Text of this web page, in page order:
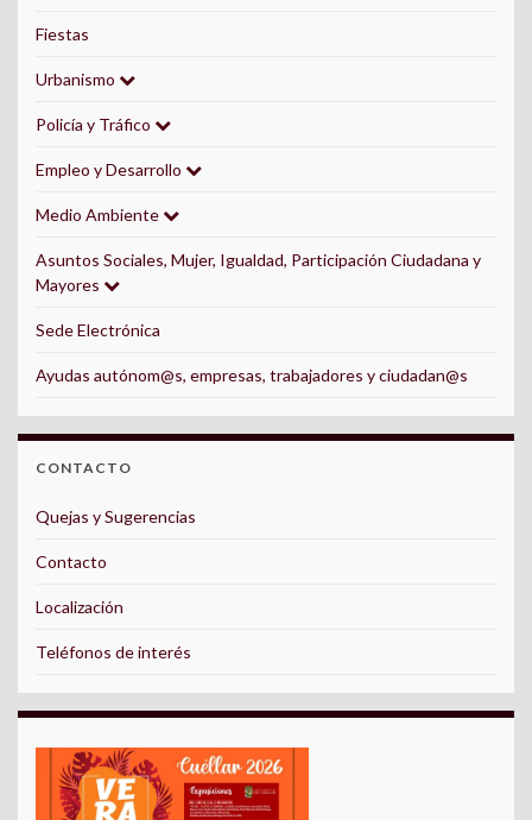
Fiestas
Urbanismo
Policía y Tráfico
Empleo y Desarrollo
Medio Ambiente
Asuntos Sociales, Mujer, Igualdad, Participación Ciudadana y
Mayores
Sede Electrónica
Ayudas autónom@s, empresas, trabajadores y ciudadan@s
CONTACTO
Quejas y Sugerencias
Contacto
Localización
Teléfonos de interés